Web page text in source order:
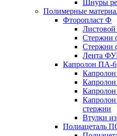
Шнуры
Полимерные
Фторопласт Ф
Стержни
Стержни
Лента
Капролон ПА-6
Капролон
стержни
Втулки
Полиацеталь